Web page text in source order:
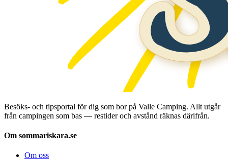
Besöks- och tipsportal för dig som bor på Valle Camping. Allt utgår
från campingen som bas — restider och avstånd räknas därifrån.
Om sommariskara.se
Om oss